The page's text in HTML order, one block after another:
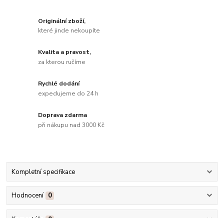
Originální zboží,
které jinde nekoupíte
Kvalita a pravost,
za kterou ručíme
Rychlé dodání
expedujeme do 24 h
Doprava zdarma
při nákupu nad 3000 Kč
Kompletní specifikace
Hodnocení 0